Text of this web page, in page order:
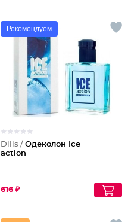
Рекомендуем
Dilis / Одеколон Ice
action
616 ₽